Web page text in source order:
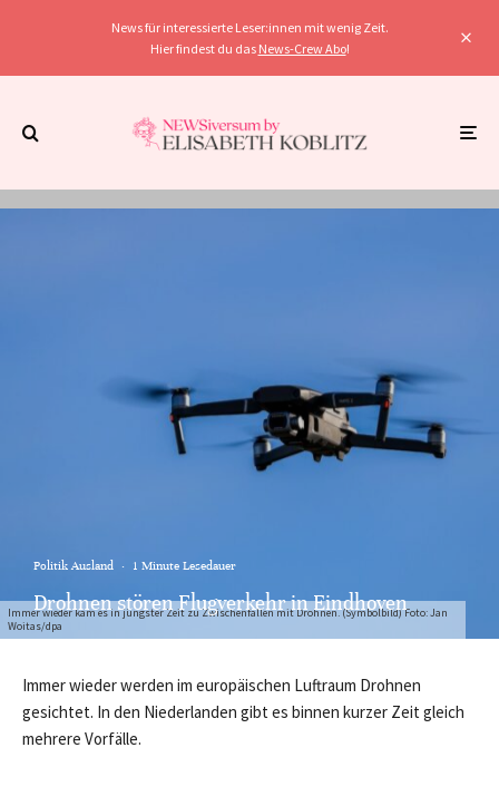
News für interessierte Leser:innen mit wenig Zeit.
Hier findest du das News-Crew Abo!
Immer wieder kam es in jüngster Zeit zu Zwischenfällen mit Drohnen. (Symbolbild) Foto: Jan
Woitas/dpa
Politik Ausland · 1 Minute Lesedauer
Drohnen stören Flugverkehr in Eindhoven
Immer wieder werden im europäischen Luftraum Drohnen
gesichtet. In den Niederlanden gibt es binnen kurzer Zeit gleich
mehrere Vorfälle.